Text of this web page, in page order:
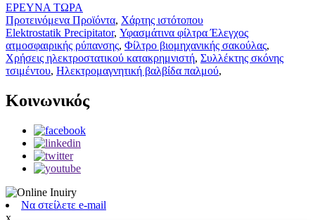
ΕΡΕΥΝΑ ΤΩΡΑ
Προτεινόμενα Προϊόντα, Χάρτης ιστότοπου
Elektrostatik Precipitator, Υφασμάτινα φίλτρα Έλεγχος
ατμοσφαιρικής ρύπανσης, Φίλτρο βιομηχανικής σακούλας,
Χρήσεις ηλεκτροστατικού κατακρημνιστή, Συλλέκτης σκόνης
τσιμέντου, Ηλεκτρομαγνητική βαλβίδα παλμού,
Κοινωνικός
Να στείλετε e-mail
x